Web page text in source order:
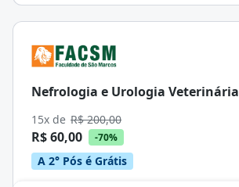
Nefrologia e Urologia Veterinária
15x de R$ 200,00
R$ 60,00 -70%
A 2° Pós é Grátis